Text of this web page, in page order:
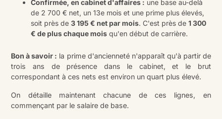
Confirmée, en cabinet d'affaires : une base au-delà
de 2 700 € net, un 13e mois et une prime plus élevés,
soit près de3 195 € net par mois. C'est près de1 300
€ de plus chaque mois qu'en début de carrière.
Bon à savoir : la prime d'ancienneté n'apparaît qu'à partir de
trois ans de présence dans le cabinet, et le brut
correspondant à ces nets est environ un quart plus élevé.
On détaille maintenant chacune de ces lignes, en
commençant par le salaire de base.